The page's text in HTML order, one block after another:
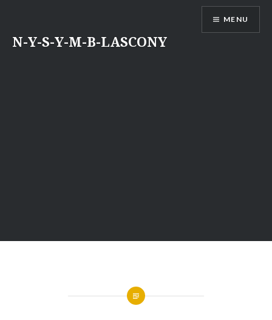
contenu
N-Y-S-Y-M-B-LASCONY
MENU